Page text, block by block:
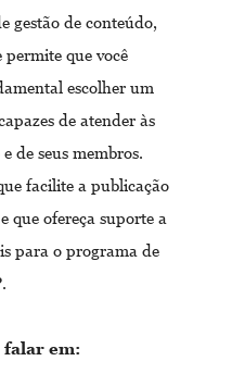
gestão de conteúdo,
permite que você
escolher um
de atender às
de seus membros.
facilite a publicação
que ofereça suporte a
para o programa de
falar em: